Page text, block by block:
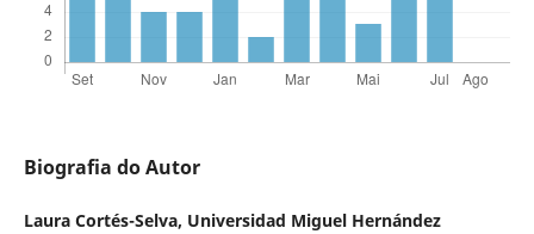
Biografia do Autor
Laura Cortés-Selva, Universidad Miguel Hernández